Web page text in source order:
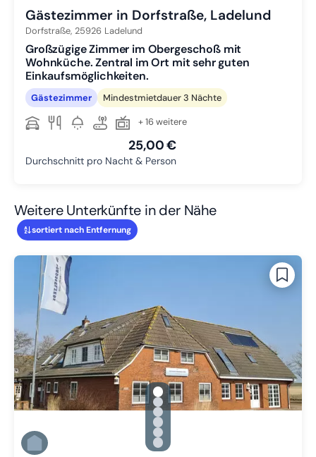
Gästezimmer in Dorfstraße, Ladelund
Dorfstraße, 25926 Ladelund
Großzügige Zimmer im Obergeschoß mit
Wohnküche. Zentral im Ort mit sehr guten
Einkaufsmöglichkeiten.
Gästezimmer Mindestmietdauer 3 Nächte
+ 16 weitere
25,00 €
Durchschnitt pro Nacht & Person
Weitere Unterkünfte in der Nähe
sortiert nach Entfernung
gallery.slide_selector
Zu Slide 1 wechseln
Zu Slide 2 wechseln
Zu Slide 3 wechseln
Zu Slide 4 wechseln
Zu Slide 5 wechseln
Zu Slide 6 wechseln